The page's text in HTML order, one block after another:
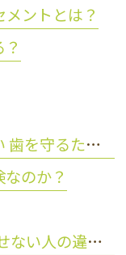
ントとは？
矯正は見た目のためだけじゃない 歯を守るために大切な理由とは？
のか？
80歳で20本の歯を残せる人、残せない人の違いとは？